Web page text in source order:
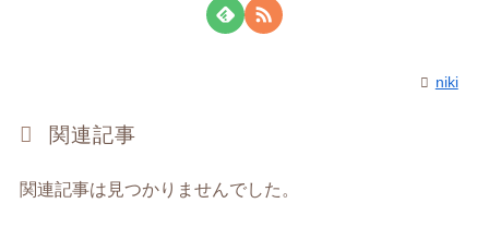
niki
関連記事
関連記事は見つかりませんでした。